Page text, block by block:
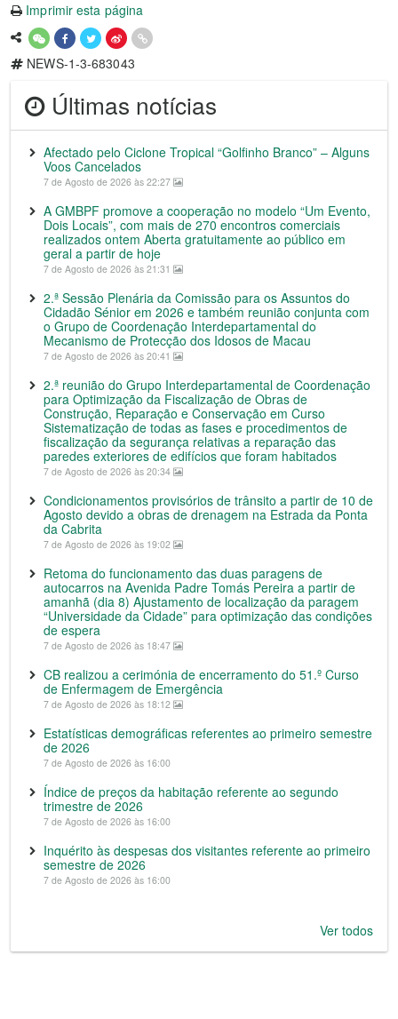
Imprimir esta página
NEWS-1-3-683043
Últimas notícias
Afectado pelo Ciclone Tropical “Golfinho Branco” – Alguns
Voos Cancelados
7 de Agosto de 2026 às 22:27
A GMBPF promove a cooperação no modelo “Um Evento,
Dois Locais”, com mais de 270 encontros comerciais
realizados ontem Aberta gratuitamente ao público em
geral a partir de hoje
7 de Agosto de 2026 às 21:31
2.ª Sessão Plenária da Comissão para os Assuntos do
Cidadão Sénior em 2026 e também reunião conjunta com
o Grupo de Coordenação Interdepartamental do
Mecanismo de Protecção dos Idosos de Macau
7 de Agosto de 2026 às 20:41
2.ª reunião do Grupo Interdepartamental de Coordenação
para Optimização da Fiscalização de Obras de
Construção, Reparação e Conservação em Curso
Sistematização de todas as fases e procedimentos de
fiscalização da segurança relativas a reparação das
paredes exteriores de edifícios que foram habitados
7 de Agosto de 2026 às 20:34
Condicionamentos provisórios de trânsito a partir de 10 de
Agosto devido a obras de drenagem na Estrada da Ponta
da Cabrita
7 de Agosto de 2026 às 19:02
Retoma do funcionamento das duas paragens de
autocarros na Avenida Padre Tomás Pereira a partir de
amanhã (dia 8) Ajustamento de localização da paragem
“Universidade da Cidade” para optimização das condições
de espera
7 de Agosto de 2026 às 18:47
CB realizou a cerimónia de encerramento do 51.º Curso
de Enfermagem de Emergência
7 de Agosto de 2026 às 18:12
Estatísticas demográficas referentes ao primeiro semestre
de 2026
7 de Agosto de 2026 às 16:00
Índice de preços da habitação referente ao segundo
trimestre de 2026
7 de Agosto de 2026 às 16:00
Inquérito às despesas dos visitantes referente ao primeiro
semestre de 2026
7 de Agosto de 2026 às 16:00
Ver todos